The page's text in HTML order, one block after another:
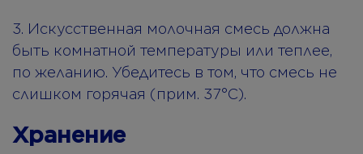
3. Искусственная молочная смесь должна
быть комнатной температуры или теплее,
по желанию. Убедитесь в том, что смесь не
слишком горячая (прим. 37°C).
Хранение